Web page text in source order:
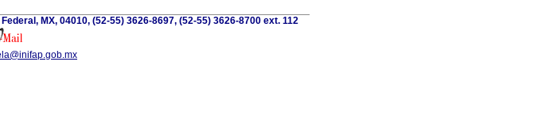
MX, 04010, (52-55) 3626-8697, (52-55) 3626-8700 ext. 112